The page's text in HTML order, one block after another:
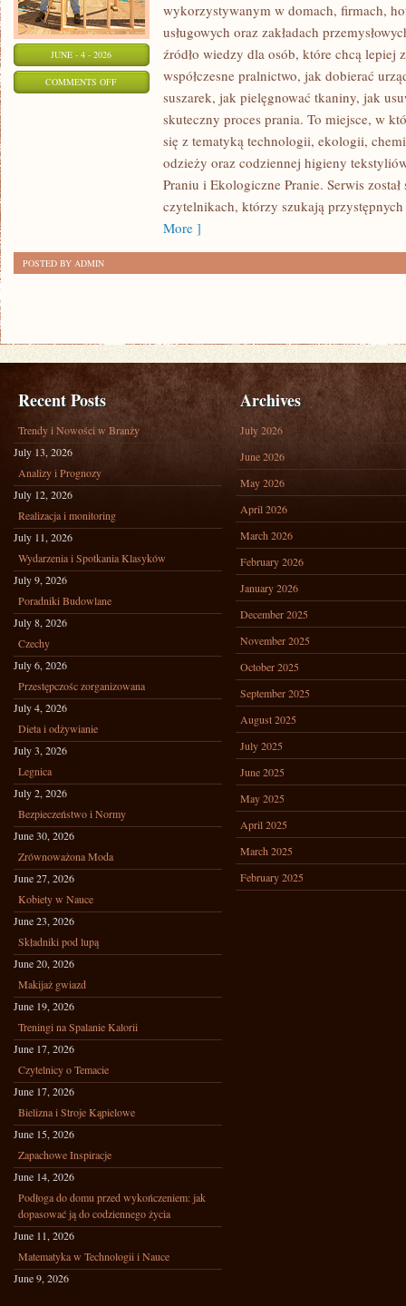
JUNE - 4 - 2026
COMMENTS OFFON
wykorzystywanym w domach, firmach,
usługowych oraz zakładach
źródło wiedzy dla osób, które chcą lepiej
współczesne pralnictwo, jak dobierać
suszarek, jak pielęgnować tkaniny, jak
skuteczny proces prania. To miejsce, w
się z tematyką technologii, ekologii,
odzieży oraz codziennej higieny
Praniu i Ekologiczne Pranie. Serwis
czytelnikach, którzy szukają
More ]
POSTED BY ADMIN
Recent Posts
Trendy i Nowości w Branży
July 13, 2026
Analizy i Prognozy
July 12, 2026
Realizacja i monitoring
July 11, 2026
Wydarzenia i Spotkania Klasyków
July 9, 2026
Poradniki Budowlane
July 8, 2026
Czechy
July 6, 2026
Przestępczośc zorganizowana
July 4, 2026
Dieta i odżywianie
July 3, 2026
Legnica
July 2, 2026
Bezpieczeństwo i Normy
June 30, 2026
Zrównoważona Moda
June 27, 2026
Kobiety w Nauce
June 23, 2026
Składniki pod lupą
June 20, 2026
Makijaż gwiazd
June 19, 2026
Treningi na Spalanie Kalorii
June 17, 2026
Czytelnicy o Temacie
June 17, 2026
Bielizna i Stroje Kąpielowe
June 15, 2026
Zapachowe Inspiracje
June 14, 2026
Podłoga do domu przed wykończeniem: jak
dopasować ją do codziennego życia
June 11, 2026
Matematyka w Technologii i Nauce
June 9, 2026
Archives
July 2026
June 2026
May 2026
April 2026
March 2026
February 2026
January 2026
December 2025
November 2025
October 2025
September 2025
August 2025
July 2025
June 2025
May 2025
April 2025
March 2025
February 2025